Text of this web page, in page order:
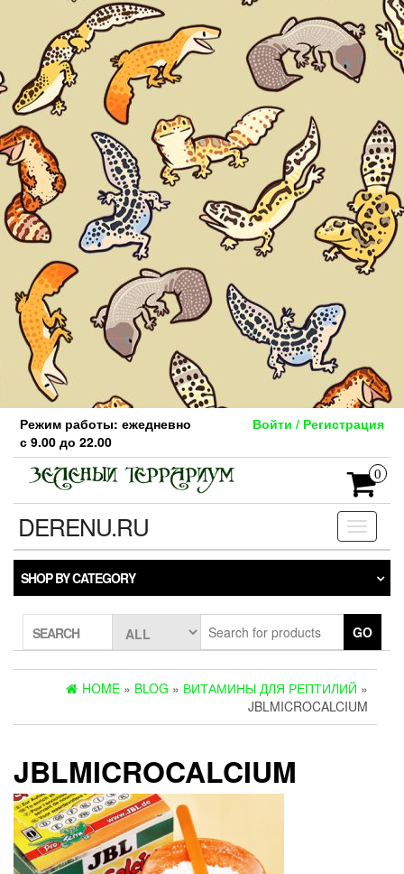
Skip
the
content
Режим работы: ежедневно
с 9.00 до 22.00
Войти / Регистрация
0
Toggle
DERENU.RU
SHOP BY CATEGORY
SEARCH GO
HOME » BLOG » ВИТАМИНЫ ДЛЯ РЕПТИЛИЙ »
JBLMICROCALCIUM
JBLMICROCALCIUM